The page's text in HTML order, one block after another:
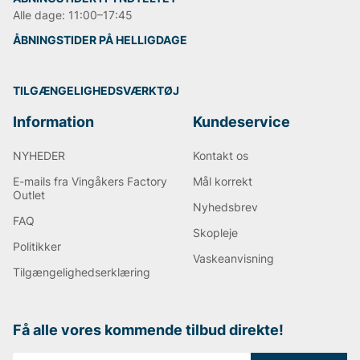
hverdagsbukser, som kun bliver mere behagelige med
tiden.
Lee
Björn Borg
Oscar Jacobson
Alle dage: 11:00–17:45
ÅBNINGSTIDER PÅ HELLIGDAGE
TILGÆNGELIGHEDSVÆRKTØJ
Information
NYHEDER
E-mails fra Vingåkers Factory
Outlet
FAQ
Politikker
Tilgængelighedserklæring
Kundeservice
Kontakt os
Mål korrekt
Nyhedsbrev
Skopleje
Vaskeanvisning
Få alle vores kommende tilbud direkte!